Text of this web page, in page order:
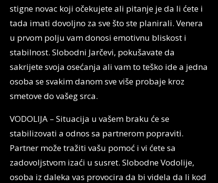
stigne novac koji očekujete ali pitanje je da li ćete i
tada imati dovoljno za sve što ste planirali. Venera
u prvom polju vam donosi emotivnu bliskost i
stabilnost. Slobodni Jarčevi, pokušavate da
sakrijete svoja osećanja ali vam to teško ide a jedna
osoba se svakim danom sve više probaje kroz
smetove do vašeg srca.
VODOLIJA – Situacija u vašem braku će se
stabilizovati a odnos sa partnerom popraviti.
Partner može tražiti vašu pomoć i vi ćete sa
zadovoljstvom izaći u susret. Slobodne Vodolije,
osoba iz daleka vas provocira da bi videla da li kod